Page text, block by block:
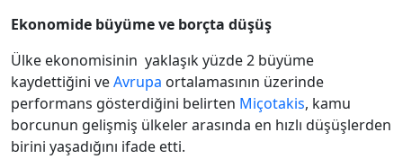
Ekonomide büyüme ve borçta düşüş
Ülke ekonomisinin yaklaşık yüzde 2 büyüme
kaydettiğini veAvrupa ortalamasının üzerinde
performans gösterdiğini belirten Miçotakis, kamu
borcunun gelişmiş ülkeler arasında en hızlı düşüşlerden
birini yaşadığını ifade etti.